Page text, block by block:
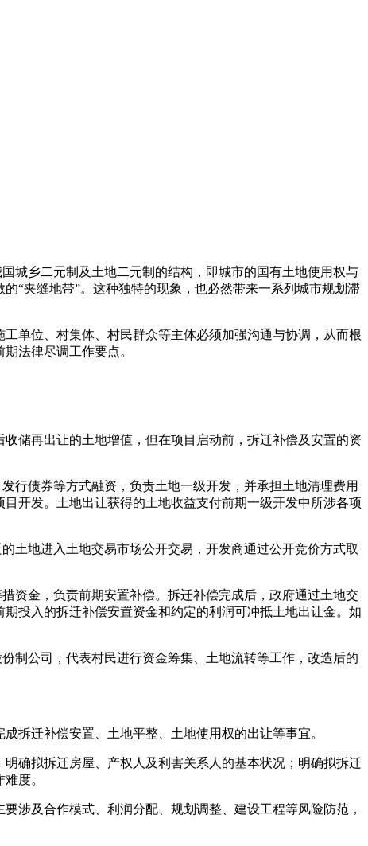
城乡二元制及土地二元制的结构，即城市的国有土地使用权与
“夹缝地带”。这种独特的现象，也必然带来一系列城市规划滞
单位、村集体、村民群众等主体必须加强沟通与协调，从而根
法律尽调工作要点。
储再出让的土地增值，但在项目启动前，拆迁补偿及安置的资
行债券等方式融资，负责土地一级开发，并承担土地清理费用
开发。土地出让获得的土地收益支付前期一级开发中所涉各项
土地进入土地交易市场公开交易，开发商通过公开竞价方式取
资金，负责前期安置补偿。拆迁补偿完成后，政府通过土地交
投入的拆迁补偿安置资金和约定的利润可冲抵土地出让金。如
制公司，代表村民进行资金筹集、土地流转等工作，改造后的
拆迁补偿安置、土地平整、土地使用权的出让等事宜。
确拟拆迁房屋、产权人及利害关系人的基本状况；明确拟拆迁
度。
涉及合作模式、利润分配、规划调整、建设工程等风险防范，